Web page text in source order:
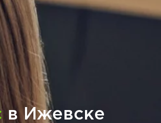
в Ижевске